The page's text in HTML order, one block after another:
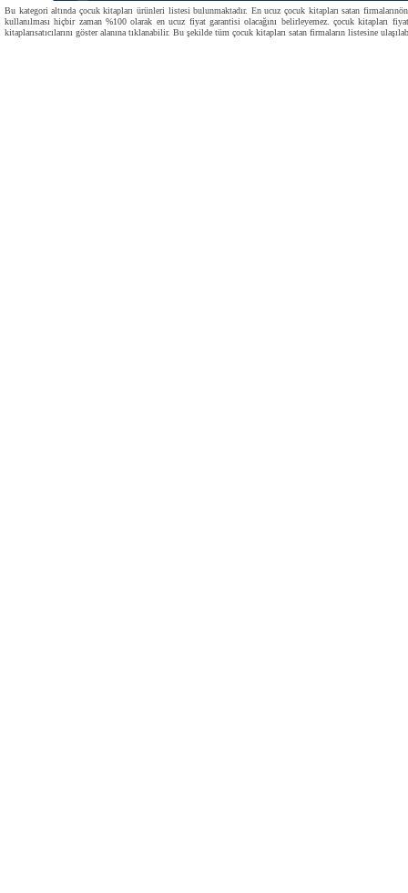
Bu kategori altında çocuk kitapları ürünleri listesi bulunmaktadır. En ucuz çocuk kitapları satan
kullanılması hiçbir zaman %100 olarak en ucuz fiyat garantisi olacağını belirleyemez. çocuk kitapları
kitaplarısatıcılarını göster alanına tıklanabilir. Bu şekilde tüm çocuk kitapları satan firmaların listesine